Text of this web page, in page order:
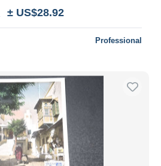
± US$28.92
Professional